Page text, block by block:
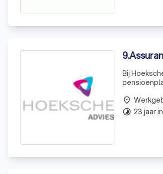
9.
Bij
klanten,
place
timelapse 23 jaar